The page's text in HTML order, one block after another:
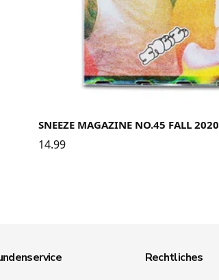
SNEEZE MAGAZINE NO.45 FALL 2020
14.99
Rechtliches